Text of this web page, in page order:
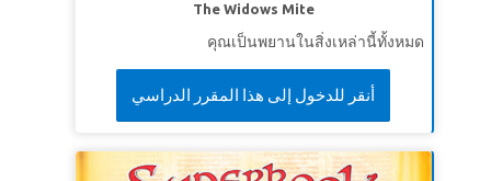
The Widows Mite
คุณเป็นพยานในสิ่งเหล่านี้ทั้งหมด
أنقر للدخول إلى هذا المقرر الدراسي